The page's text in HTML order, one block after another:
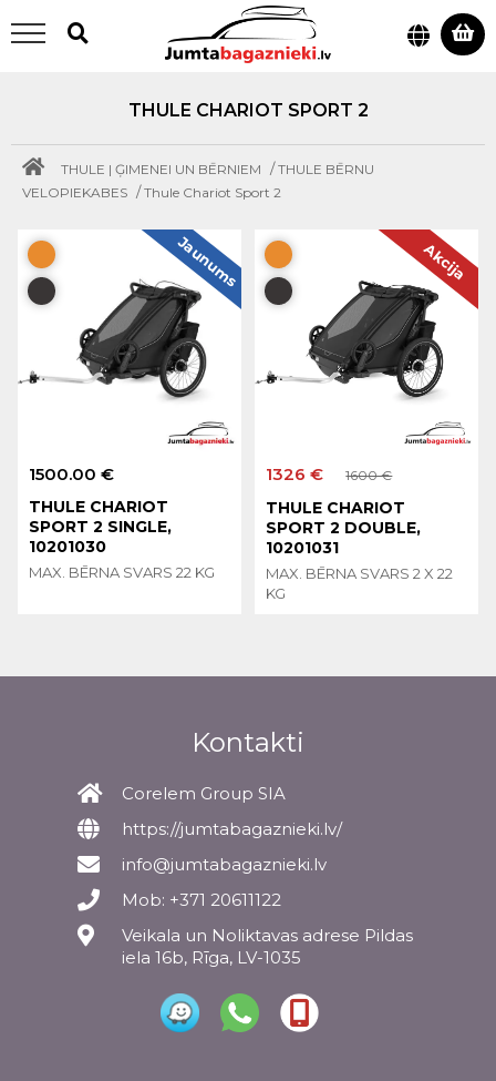
THULE CHARIOT SPORT 2
THULE | ĢIMENEI UN BĒRNIEM /THULE BĒRNU
VELOPIEKABES /Thule Chariot Sport 2
1500.00 €
THULE CHARIOT
SPORT 2 SINGLE,
10201030
MAX. BĒRNA SVARS 22 KG
Jaunums
1326 € 1600 €
THULE CHARIOT
SPORT 2 DOUBLE,
10201031
MAX. BĒRNA SVARS 2 X 22
KG
Akcija
Kontakti
Corelem Group SIA
https://jumtabagaznieki.lv/
info@jumtabagaznieki.lv
Mob: +371 20611122
Veikala un Noliktavas adrese Pildas
iela 16b, Rīga, LV-1035